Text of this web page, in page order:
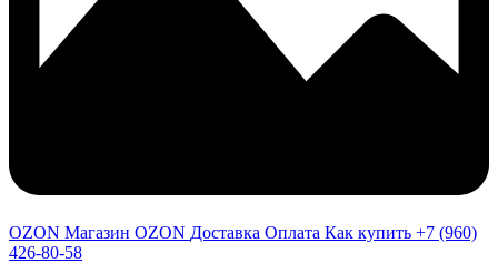
OZON Магазин OZON Доставка Оплата Как купить +7 (960)
426-80-58